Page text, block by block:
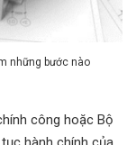
những bước nào
công hoặc Bộ